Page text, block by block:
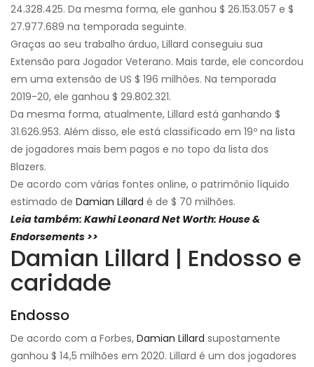
24.328.425. Da mesma forma, ele ganhou $ 26.153.057 e $
27.977.689 na temporada seguinte.
Graças ao seu trabalho árduo, Lillard conseguiu sua
Extensão para Jogador Veterano. Mais tarde, ele concordou
em uma extensão de US $ 196 milhões. Na temporada
2019-20, ele ganhou $ 29.802.321.
Da mesma forma, atualmente, Lillard está ganhando $
31.626.953. Além disso, ele está classificado em 19º na lista
de jogadores mais bem pagos e no topo da lista dos
Blazers.
De acordo com várias fontes online, o patrimônio líquido
estimado de Damian Lillard é de $ 70 milhões.
Leia também: Kawhi Leonard Net Worth: House &
Endorsements >>
Damian Lillard | Endosso e
caridade
Endosso
De acordo com a Forbes, Damian Lillard supostamente
ganhou $ 14,5 milhões em 2020. Lillard é um dos jogadores